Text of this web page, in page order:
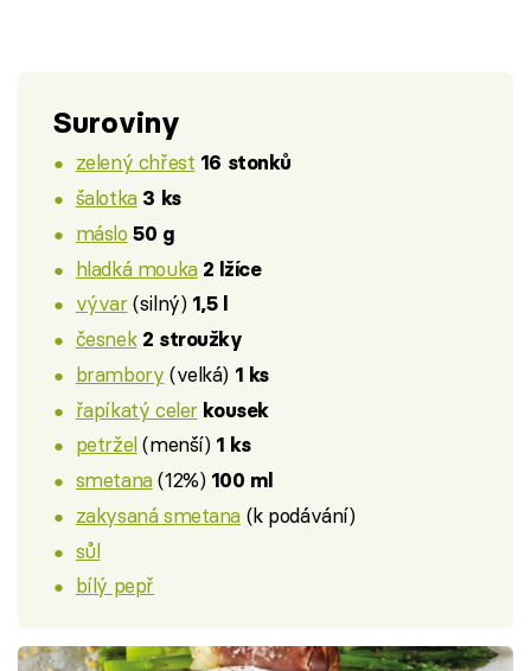
Suroviny
zelený chřest 16 stonků
šalotka 3 ks
máslo 50 g
hladká mouka 2 lžíce
vývar(silný) 1,5 l
česnek 2 stroužky
brambory (velká) 1 ks
řapíkatý celer kousek
petržel(menší) 1 ks
smetana(12%) 100 ml
zakysaná smetana (k podávání)
sůl
bílý pepř